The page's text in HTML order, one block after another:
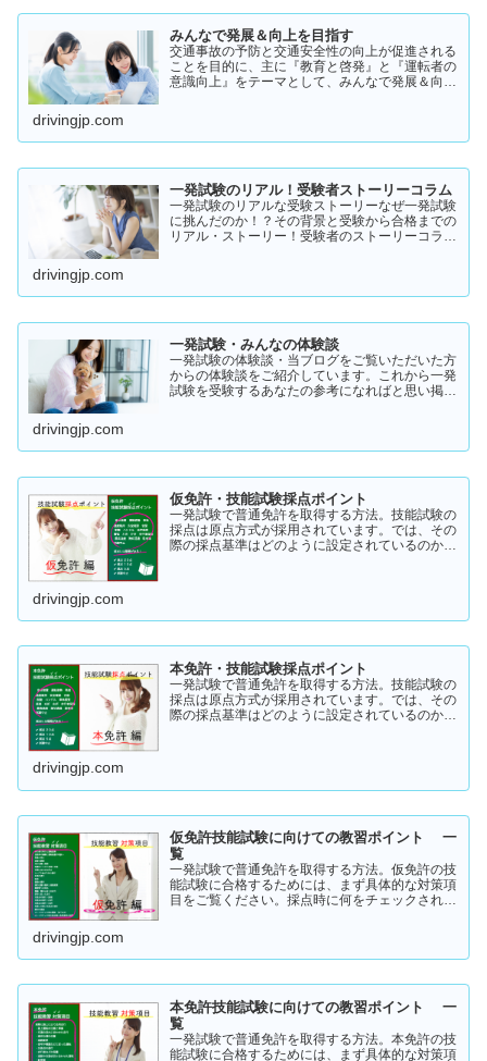
みんなで発展＆向上を目指す
交通事故の予防と交通安全性の向上が促進される
ことを目的に、主に『教育と啓発』と『運転者の
意識向上』をテーマとして、みんなで発展＆向上
drivingjp.com
一発試験のリアル！受験者ストーリーコラム
一発試験のリアルな受験ストーリーなぜ一発試験
に挑んだのか！？その背景と受験から合格までの
リアル・ストーリー！受験者のストーリーコラム
drivingjp.com
一発試験・みんなの体験談
一発試験の体験談・当ブログをご覧いただいた方
からの体験談をご紹介しています。これから一発
試験を受験するあなたの参考になればと思い掲載
drivingjp.com
仮免許・技能試験採点ポイント
一発試験で普通免許を取得する方法。技能試験の
採点は原点方式が採用されています。では、その
際の採点基準はどのように設定されているのかご
drivingjp.com
本免許・技能試験採点ポイント
一発試験で普通免許を取得する方法。技能試験の
採点は原点方式が採用されています。では、その
際の採点基準はどのように設定されているのかご
drivingjp.com
仮免許技能試験に向けての教習ポイント 一
覧
一発試験で普通免許を取得する方法。仮免許の技
能試験に合格するためには、まず具体的な対策項
目をご覧ください。採点時に何をチェックされる
drivingjp.com
本免許技能試験に向けての教習ポイント 一
覧
一発試験で普通免許を取得する方法。本免許の技
能試験に合格するためには、まず具体的な対策項